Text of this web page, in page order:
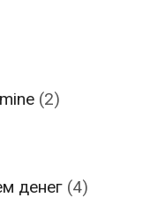
(2)
денег (4)